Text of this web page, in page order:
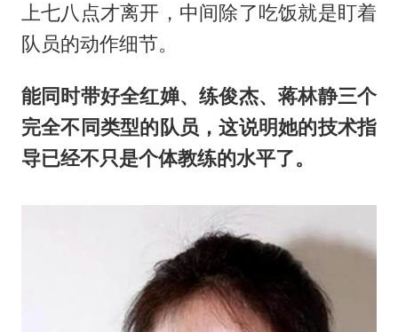
上七八点才离开，中间除了吃饭就是盯着
队员的动作细节。
能同时带好全红婵、练俊杰、蒋林静三个
完全不同类型的队员，这说明她的技术指
导已经不只是个体教练的水平了。